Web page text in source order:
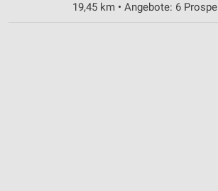
19,45 km • Angebote: 6